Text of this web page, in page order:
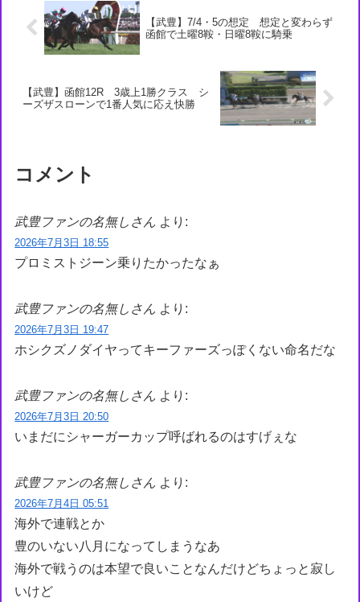
【武豊】7/4・5の想定 想定と変わらず
函館で土曜8鞍・日曜8鞍に騎乗
【武豊】函館12R 3歳上1勝クラス シ
ーズザスローンで1番人気に応え快勝
コメント
武豊ファンの名無しさん より:
2026年7月3日 18:55
プロミストジーン乗りたかったなぁ
武豊ファンの名無しさん より:
2026年7月3日 19:47
ホシクズノダイヤってキーファーズっぽくない命名だな
武豊ファンの名無しさん より:
2026年7月3日 20:50
いまだにシャーガーカップ呼ばれるのはすげぇな
武豊ファンの名無しさん より:
2026年7月4日 05:51
海外で連戦とか
豊のいない八月になってしまうなあ
海外で戦うのは本望で良いことなんだけどちょっと寂し
いけど